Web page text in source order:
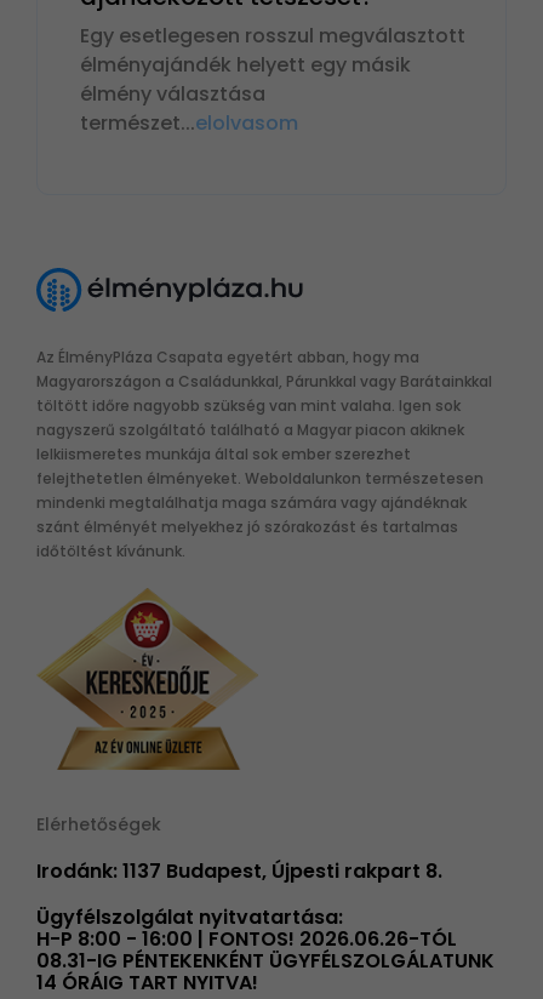
Egy esetlegesen rosszul megválasztott
élményajándék helyett egy másik
élmény választása
természet...elolvasom
Az ÉlményPláza Csapata egyetért abban, hogy ma
Magyarországon a Családunkkal, Párunkkal vagy Barátainkkal
töltött időre nagyobb szükség van mint valaha. Igen sok
nagyszerű szolgáltató található a Magyar piacon akiknek
lelkiismeretes munkája által sok ember szerezhet
felejthetetlen élményeket. Weboldalunkon természetesen
mindenki megtalálhatja maga számára vagy ajándéknak
szánt élményét melyekhez jó szórakozást és tartalmas
időtöltést kívánunk.
Elérhetőségek
Irodánk: 1137 Budapest, Újpesti rakpart 8.
Ügyfélszolgálat nyitvatartása:
H-P 8:00 - 16:00 | FONTOS! 2026.06.26-TÓL
08.31-IG PÉNTEKENKÉNT ÜGYFÉLSZOLGÁLATUNK
14 ÓRÁIG TART NYITVA!